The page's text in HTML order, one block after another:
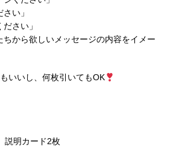
い」
さい」
ちから欲しいメッセージの内容をイメー
いいし、何枚引いてもOK
説明カード2枚